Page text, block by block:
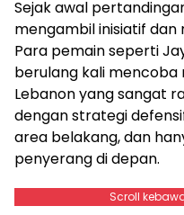
Sejak awal
mengambil inisiatif dan
Para pemain seperti
berulang kali
Lebanon yang sangat
dengan strategi
area belakang, dan
penyerang di depan.
Scroll